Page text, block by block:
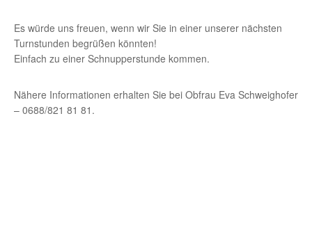
Es würde uns freuen, wenn wir Sie in einer unserer nächsten
Turnstunden begrüßen könnten!
Einfach zu einer Schnupperstunde kommen.
Nähere Informationen erhalten Sie bei Obfrau Eva Schweighofer
– 0688/821 81 81.